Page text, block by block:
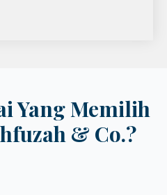
Yang Memilih
& Co.?